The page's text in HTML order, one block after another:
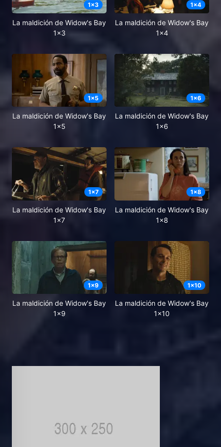
1x3
La maldición de Widow's Bay
1x3
1x4
La maldición de Widow's Bay
1x4
1x5
La maldición de Widow's Bay
1x5
1x6
La maldición de Widow's Bay
1x6
1x7
La maldición de Widow's Bay
1x7
1x8
La maldición de Widow's Bay
1x8
1x9
La maldición de Widow's Bay
1x9
1x10
La maldición de Widow's Bay
1x10